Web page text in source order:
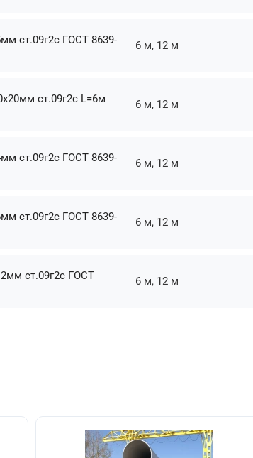
ст.09г2с ГОСТ 8639-
6 м, 12 м
ст.09г2с L=6м
6 м, 12 м
ст.09г2с ГОСТ 8639-
6 м, 12 м
ст.09г2с ГОСТ 8639-
6 м, 12 м
ст.09г2с ГОСТ
6 м, 12 м